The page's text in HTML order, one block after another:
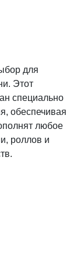
для
Этот
специально
обеспечивая
любое
роллов и